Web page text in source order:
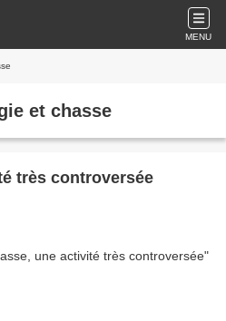
MENU
et chasse
très controversée